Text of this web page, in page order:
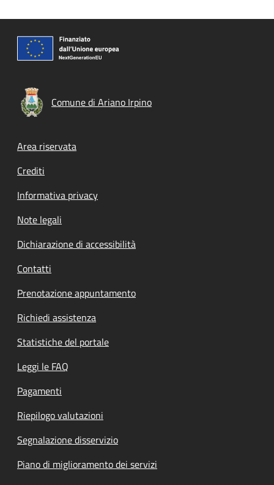
Comune di Ariano Irpino
Footer menu
Area riservata
Crediti
Informativa privacy
Note legali
Dichiarazione di accessibilità
Contatti
Prenotazione appuntamento
Richiedi assistenza
Statistiche del portale
Leggi le FAQ
Pagamenti
Riepilogo valutazioni
Segnalazione disservizio
Piano di miglioramento dei servizi